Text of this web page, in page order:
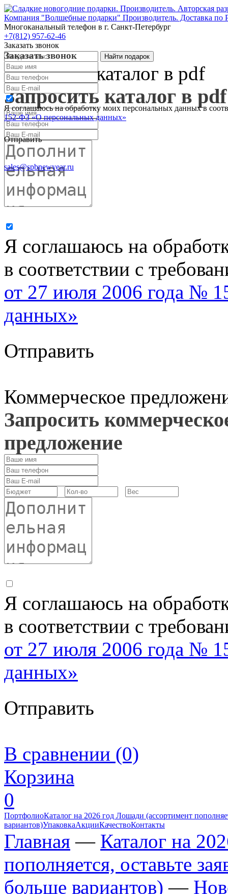
Компания "Волшебные подарки" Производитель. Доставка по
Многоканальный телефон в г. Санкт-Петербург
+7(812) 957-62-46
Заказать звонок
Заказать звонок
Я соглашаюсь на обработку моих персональных данных в
152-ФЗ «О персональных данных»
Отправить
sales@spbnewyear.ru
Запросить каталог в pdf
Запросить каталог в pdf
Я соглашаюсь на
в соответствии с
от 27 июля 2006 года №
данных»
Отправить
Коммерческое
Запросить
предложение
Я соглашаюсь на
в соответствии с
от 27 июля 2006 года №
данных»
Отправить
В сравнении (0)
Корзина
0
ПортфолиоКаталог на 2026 год Лошади (ассортимент
вариантов)УпаковкаАкцииКачествоКонтакты
Главная — Каталог на
пополняется, оставьте
больше вариантов) —